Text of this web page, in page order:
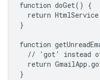
function doGet() {
return
}
function
// 'got' instead
return
}